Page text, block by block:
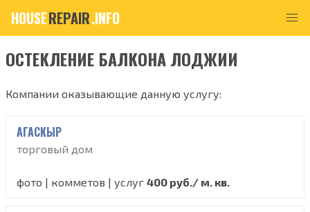
HOUSEREPAIR.INFO
ОСТЕКЛЕНИЕ БАЛКОНА ЛОДЖИИ
Компании оказывающие данную услугу:
АГАСКЫР
торговый дом
фото | комметов | услуг 400 руб./ м. кв.